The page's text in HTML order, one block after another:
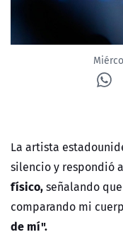
CANAL DE DENUNCIAS
ÁREA DE
La artista
silencio y respondió
físico,señalando
comparando mi
de mí".